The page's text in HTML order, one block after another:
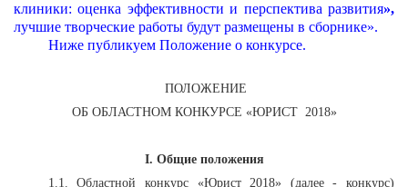
клиники: оценка эффективности и перспектива развития»,
лучшие творческие работы будут размещены в сборнике».
Ниже публикуем Положение о конкурсе.
ПОЛОЖЕНИЕ
ОБ ОБЛАСТНОМ КОНКУРСЕ «ЮРИСТ 2018»
I. Общие положения
1.1. Областной конкурс «Юрист 2018» (далее - конкурс)